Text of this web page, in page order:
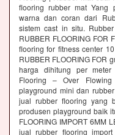
flooring rubber mat Yang
warna dan coran dari
sistem cast in situ.
RUBBER FLOORING FOR
flooring for fitness center
RUBBER FLOORING FOR
harga dihitung per
Flooring – Over Flowing
playground mini dan
jual rubber flooring yang
produsen playground baik
FLOORING IMPORT 6MM
jual rubber flooring